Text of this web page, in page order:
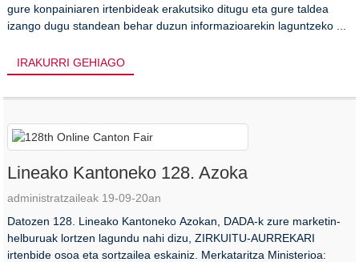
gure konpainiaren irtenbideak erakutsiko ditugu eta gure taldea
izango dugu standean behar duzun informazioarekin laguntzeko ...
IRAKURRI GEHIAGO
Lineako Kantoneko 128. Azoka
administratzaileak 19-09-20an
Datozen 128. Lineako Kantoneko Azokan, DADA-k zure marketin-
helburuak lortzen lagundu nahi dizu, ZIRKUITU-AURREKARI
irtenbide osoa eta sortzailea eskainiz. Merkataritza Ministerioa: